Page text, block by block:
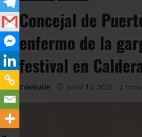
Concejal de
enfermo de la
festival en
CrisGutie junio 17, 2025 2